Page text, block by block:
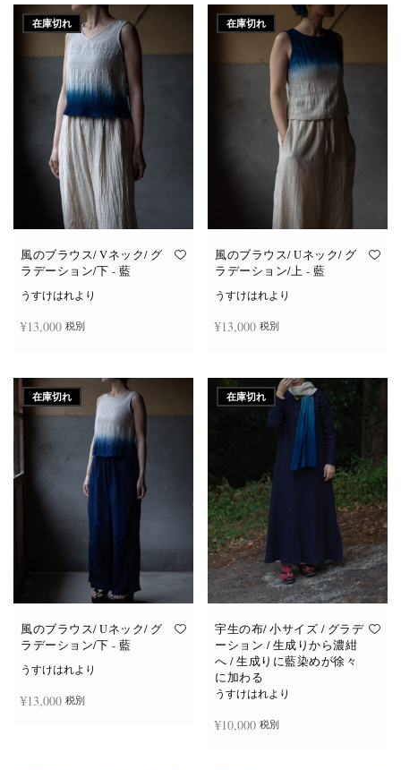
在庫切れ
風のブラウス/ Vネック/ グ
ラデーション/下 - 藍
うすけはれより
¥13,000 税別
在庫切れ
風のブラウス/ Uネック/ グ
ラデーション/上 - 藍
うすけはれより
¥13,000 税別
在庫切れ
風のブラウス/ Uネック/ グ
ラデーション/下 - 藍
うすけはれより
¥13,000 税別
在庫切れ
宇生の布/ 小サイズ / グラデ
ーション / 生成りから濃紺
へ / 生成りに藍染めが徐々
に加わる
うすけはれより
¥10,000 税別